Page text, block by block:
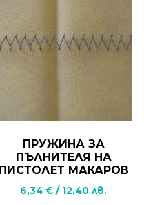
ПРУЖИНА ЗА
ПЪЛНИТЕЛЯ НА
ПИСТОЛЕТ МАКАРОВ
6,34€ / 12,40лв.